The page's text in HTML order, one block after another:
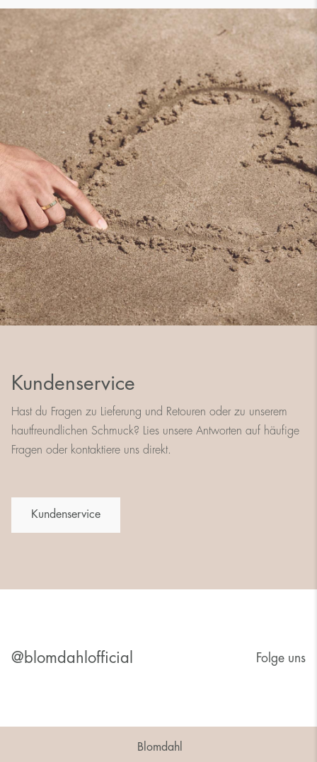
Kundenservice
Hast du Fragen zu Lieferung und Retouren oder zu unserem
hautfreundlichen Schmuck? Lies unsere Antworten auf häufige
Fragen oder kontaktiere uns direkt.
Kundenservice
@blomdahlofficial Folge uns
Blomdahl